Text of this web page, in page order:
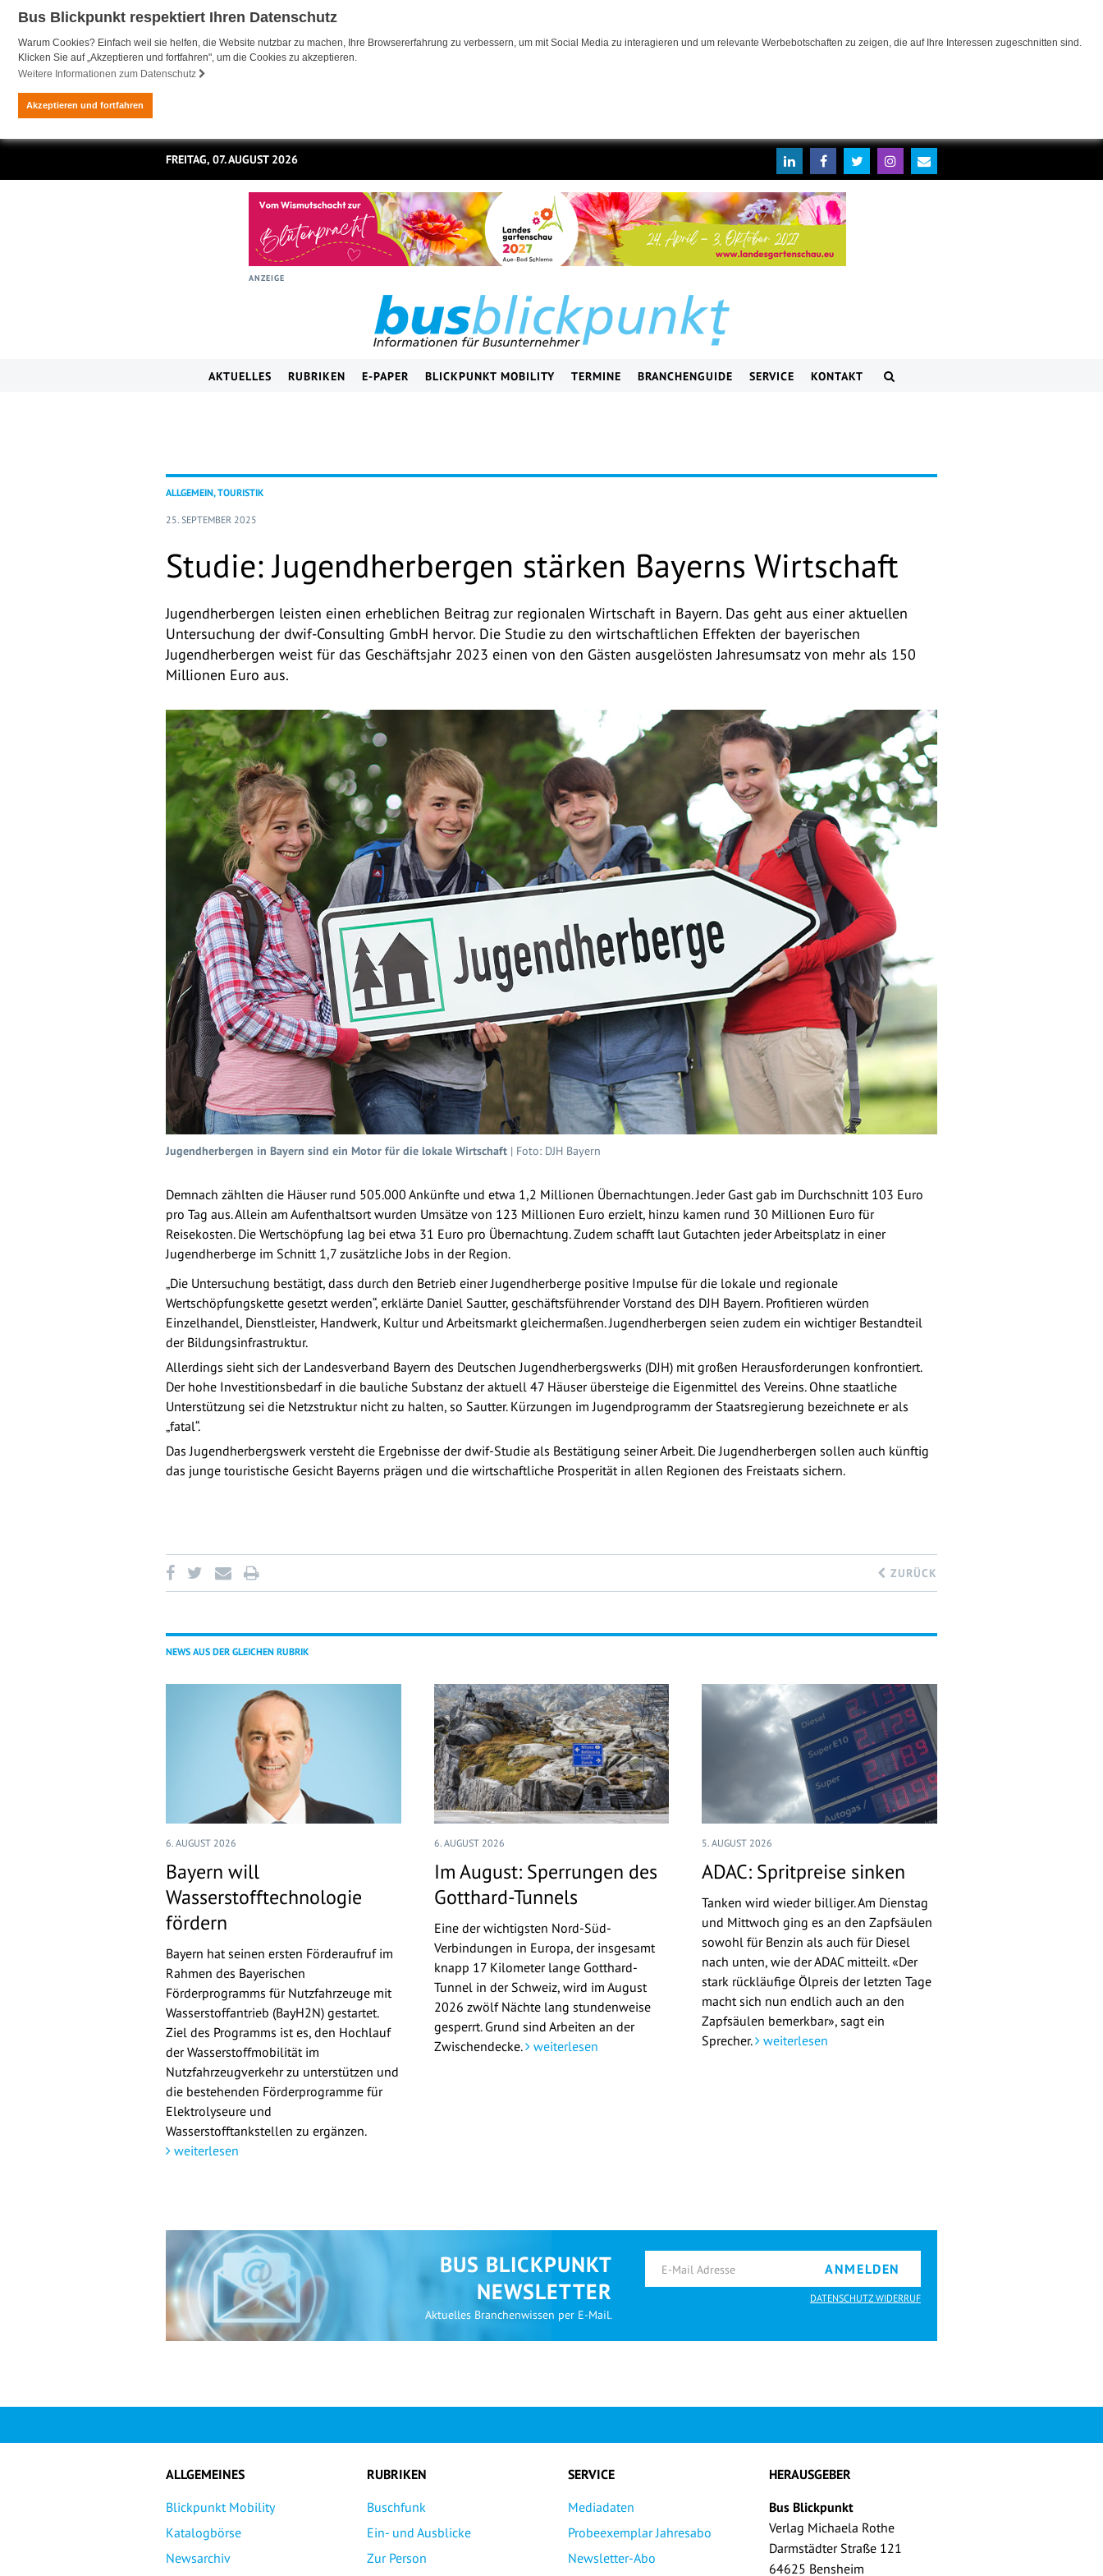
Bus Blickpunkt respektiert Ihren Datenschutz
Warum Cookies? Einfach weil sie helfen, die Website nutzbar zu machen, Ihre Browsererfahrung zu verbessern, um mit Social Media zu interagieren und um relevante Werbebotschaften zu zeigen, die auf Ihre Interessen zugeschnitten sind.
Klicken Sie auf „Akzeptieren und fortfahren", um die Cookies zu akzeptieren.
Weitere Informationen zum Datenschutz
Akzeptieren und fortfahren
FREITAG, 07. AUGUST 2026
ANZEIGE
AKTUELLES RUBRIKEN E-PAPER BLICKPUNKT MOBILITY TERMINE BRANCHENGUIDE SERVICE KONTAKT
ALLGEMEIN, TOURISTIK
25. SEPTEMBER 2025
Studie: Jugendherbergen stärken Bayerns Wirtschaft
Jugendherbergen leisten einen erheblichen Beitrag zur regionalen Wirtschaft in Bayern. Das geht aus einer aktuellen
Untersuchung der dwif-Consulting GmbH hervor. Die Studie zu den wirtschaftlichen Effekten der bayerischen
Jugendherbergen weist für das Geschäftsjahr 2023 einen von den Gästen ausgelösten Jahresumsatz von mehr als 150
Millionen Euro aus.
Jugendherbergen in Bayern sind ein Motor für die lokale Wirtschaft | Foto: DJH Bayern
Demnach zählten die Häuser rund 505.000 Ankünfte und etwa 1,2 Millionen Übernachtungen. Jeder Gast gab im Durchschnitt 103 Euro
pro Tag aus. Allein am Aufenthaltsort wurden Umsätze von 123 Millionen Euro erzielt, hinzu kamen rund 30 Millionen Euro für
Reisekosten. Die Wertschöpfung lag bei etwa 31 Euro pro Übernachtung. Zudem schafft laut Gutachten jeder Arbeitsplatz in einer
Jugendherberge im Schnitt 1,7 zusätzliche Jobs in der Region.
„Die Untersuchung bestätigt, dass durch den Betrieb einer Jugendherberge positive Impulse für die lokale und regionale
Wertschöpfungskette gesetzt werden“, erklärte Daniel Sautter, geschäftsführender Vorstand des DJH Bayern. Profitieren würden
Einzelhandel, Dienstleister, Handwerk, Kultur und Arbeitsmarkt gleichermaßen. Jugendherbergen seien zudem ein wichtiger Bestandteil
der Bildungsinfrastruktur.
Allerdings sieht sich der Landesverband Bayern des Deutschen Jugendherbergswerks (DJH) mit großen Herausforderungen konfrontiert.
Der hohe Investitionsbedarf in die bauliche Substanz der aktuell 47 Häuser übersteige die Eigenmittel des Vereins. Ohne staatliche
Unterstützung sei die Netzstruktur nicht zu halten, so Sautter. Kürzungen im Jugendprogramm der Staatsregierung bezeichnete er als
„fatal“.
Das Jugendherbergswerk versteht die Ergebnisse der dwif-Studie als Bestätigung seiner Arbeit. Die Jugendherbergen sollen auch künftig
das junge touristische Gesicht Bayerns prägen und die wirtschaftliche Prosperität in allen Regionen des Freistaats sichern.
ZURÜCK
NEWS AUS DER GLEICHEN RUBRIK
6. AUGUST 2026
Bayern will
Wasserstofftechnologie
fördern
Bayern hat seinen ersten Förderaufruf im
Rahmen des Bayerischen
Förderprogramms für Nutzfahrzeuge mit
Wasserstoffantrieb (BayH2N) gestartet.
Ziel des Programms ist es, den Hochlauf
der Wasserstoffmobilität im
Nutzfahrzeugverkehr zu unterstützen und
die bestehenden Förderprogramme für
Elektrolyseure und
Wasserstofftankstellen zu ergänzen.
weiterlesen
6. AUGUST 2026
Im August: Sperrungen des
Gotthard-Tunnels
Eine der wichtigsten Nord-Süd-
Verbindungen in Europa, der insgesamt
knapp 17 Kilometer lange Gotthard-
Tunnel in der Schweiz, wird im August
2026 zwölf Nächte lang stundenweise
gesperrt. Grund sind Arbeiten an der
Zwischendecke. weiterlesen
5. AUGUST 2026
ADAC: Spritpreise sinken
Tanken wird wieder billiger. Am Dienstag
und Mittwoch ging es an den Zapfsäulen
sowohl für Benzin als auch für Diesel
nach unten, wie der ADAC mitteilt. «Der
stark rückläufige Ölpreis der letzten Tage
macht sich nun endlich auch an den
Zapfsäulen bemerkbar», sagt ein
Sprecher. weiterlesen
BUS BLICKPUNKT
NEWSLETTER
Aktuelles Branchenwissen per E-Mail.
ANMELDEN
DATENSCHUTZ WIDERRUF
ALLGEMEINES
Blickpunkt Mobility
Katalogbörse
Newsarchiv
RUBRIKEN
Buschfunk
Ein- und Ausblicke
Zur Person
SERVICE
Mediadaten
Probeexemplar Jahresabo
Newsletter-Abo
HERAUSGEBER
Bus Blickpunkt
Verlag Michaela Rothe
Darmstädter Straße 121
64625 Bensheim